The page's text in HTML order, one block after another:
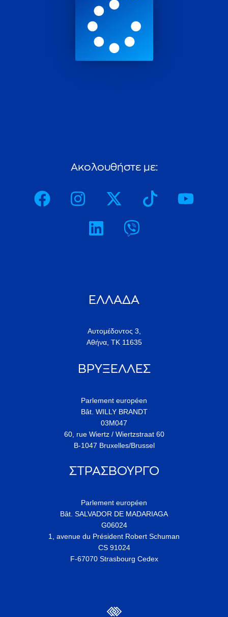
ΕΛΛΑΔΑ
Αυτομέδοντος 3,
Αθήνα, ΤΚ 11635
ΒΡΥΞΕΛΛΕΣ
Parlement européen
Bât. WILLY BRANDT
03M047
60, rue Wiertz / Wiertzstraat 60
B-1047 Bruxelles/Brussel
ΣΤΡΑΣΒΟΥΡΓΟ
Parlement européen
Bât. SALVADOR DE MADARIAGA
G06024
1, avenue du Président Robert Schuman
CS 91024
F-67070 Strasbourg Cedex